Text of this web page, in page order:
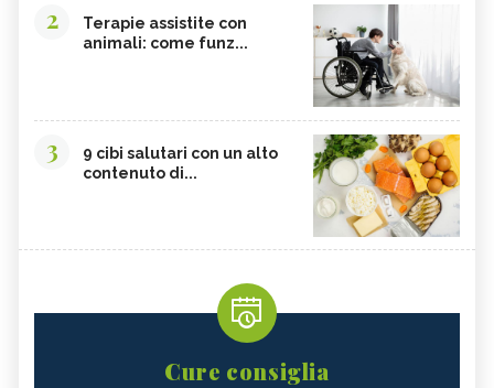
2
Terapie assistite con
animali: come funz...
3
9 cibi salutari con un alto
contenuto di...
Cure consiglia